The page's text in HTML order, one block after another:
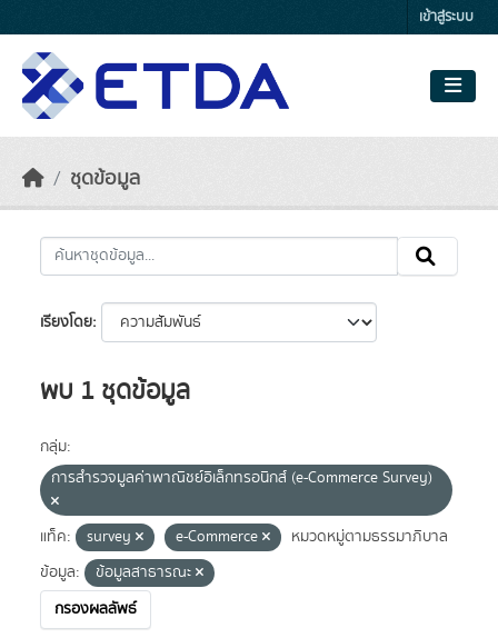
เข้าสู่ระบบ
ชุดข้อมูล
เรียงโดย
พบ 1 ชุดข้อมูล
กลุ่ม:
การสำรวจมูลค่าพาณิชย์อิเล็กทรอนิกส์ (e-Commerce Survey)
แท็ค: survey e-Commerce
หมวดหมู่ตามธรรมาภิบาล
ข้อมูล:
ข้อมูลสาธารณะ
กรองผลลัพธ์